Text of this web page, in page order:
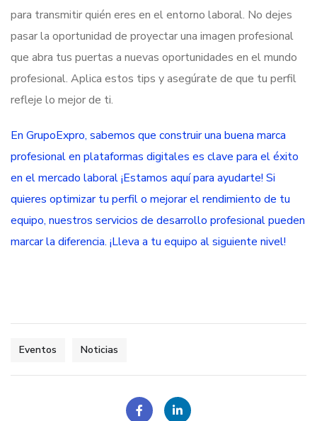
para transmitir quién eres en el entorno laboral. No dejes
pasar la oportunidad de proyectar una imagen profesional
que abra tus puertas a nuevas oportunidades en el mundo
profesional. Aplica estos tips y asegúrate de que tu perfil
refleje lo mejor de ti.
En GrupoExpro, sabemos que construir una buena marca
profesional en plataformas digitales es clave para el éxito
en el mercado laboral ¡Estamos aquí para ayudarte! Si
quieres optimizar tu perfil o mejorar el rendimiento de tu
equipo, nuestros servicios de desarrollo profesional pueden
marcar la diferencia. ¡Lleva a tu equipo al siguiente nivel!
Eventos Noticias